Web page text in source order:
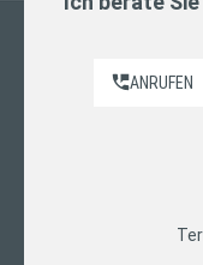
ANRUFEN